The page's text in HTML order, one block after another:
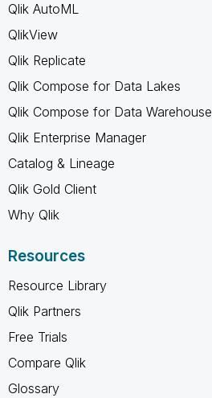
Qlik AutoML
QlikView
Qlik Replicate
Qlik Compose for Data Lakes
Qlik Compose for Data Warehouse
Qlik Enterprise Manager
Catalog & Lineage
Qlik Gold Client
Why Qlik
Resources
Resource Library
Qlik Partners
Free Trials
Compare Qlik
Glossary